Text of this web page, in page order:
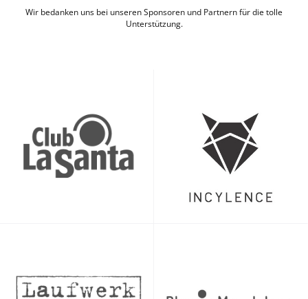
Wir bedanken uns bei unseren Sponsoren und Partnern für die tolle
Unterstützung.